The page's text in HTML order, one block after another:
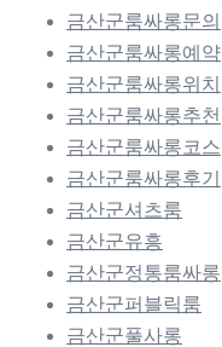
금산군룸싸롱문의
금산군룸싸롱예약
금산군룸싸롱위치
금산군룸싸롱추천
금산군룸싸롱코스
금산군룸싸롱후기
금산군셔츠룸
금산군유흥
금산군정통룸싸롱
금산군퍼블릭룸
금산군풀사롱